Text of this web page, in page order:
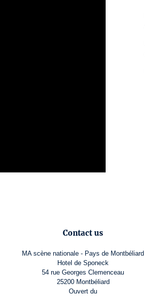
Contact us
MA scène nationale - Pays de Montbéliard
Hotel de Sponeck
54 rue Georges Clemenceau
25200 Montbéliard
Ouvert du